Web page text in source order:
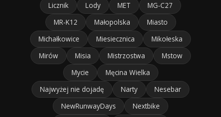
Licznik
Lody MET
MG-C27
MR-K12
Małopolska
Miasto
Michałkowice
Miesiecznica
Mikołeska
Mirów
Misia Mistrzostwa
Mstow
Mycie
Męcina Wielka
Najwyżej nie dojadę
Narty
Nesebar
NewRunwayDays
Nextbike